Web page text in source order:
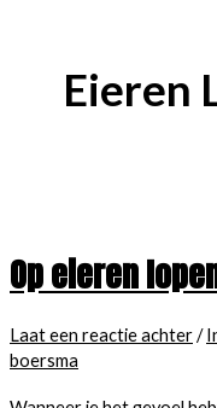
Eieren
Op eieren
Laat een reactie achter/
boersma